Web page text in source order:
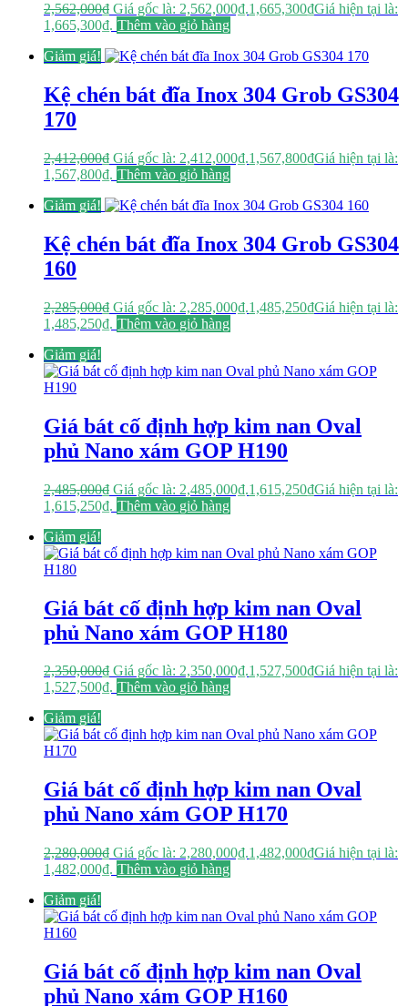
2,562,000₫ Giá gốc là: 2,562,000₫.1,665,300₫Giá hiện tại là:
1,665,300₫. Thêm vào giỏ hàng
Giảm giá!
Kệ chén bát đĩa Inox 304 Grob GS304
170
2,412,000₫ Giá gốc là: 2,412,000₫.1,567,800₫Giá hiện tại là:
1,567,800₫. Thêm vào giỏ hàng
Giảm giá!
Kệ chén bát đĩa Inox 304 Grob GS304
160
2,285,000₫ Giá gốc là: 2,285,000₫.1,485,250₫Giá hiện tại là:
1,485,250₫. Thêm vào giỏ hàng
Giảm giá!
Giá bát cố định hợp kim nan Oval
phủ Nano xám GOP H190
2,485,000₫ Giá gốc là: 2,485,000₫.1,615,250₫Giá hiện tại là:
1,615,250₫. Thêm vào giỏ hàng
Giảm giá!
Giá bát cố định hợp kim nan Oval
phủ Nano xám GOP H180
2,350,000₫ Giá gốc là: 2,350,000₫.1,527,500₫Giá hiện tại là:
1,527,500₫. Thêm vào giỏ hàng
Giảm giá!
Giá bát cố định hợp kim nan Oval
phủ Nano xám GOP H170
2,280,000₫ Giá gốc là: 2,280,000₫.1,482,000₫Giá hiện tại là:
1,482,000₫. Thêm vào giỏ hàng
Giảm giá!
Giá bát cố định hợp kim nan Oval
phủ Nano xám GOP H160